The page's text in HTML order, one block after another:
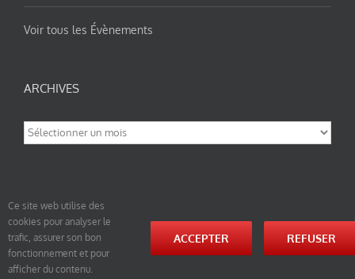
Voir tous les Évènements
ARCHIVES
Archives
© tao-yin.co © TAO-YIN.fr Georges Charles, Hormis les pages https://tao-yin.fr/georges-charles/
et https://tao-yin.fr/san-yiquan-le-poing-des-trois-harmonies/ sous licence Creative Commons
Paternité-Partage des Conditions Initiales à l’Identique 3.0 Unported (photos de ces pages non
Ce site web utilise des
cookies pour analyser le
trafic, assurer son bon
fonctionnement et pour
afficher du contenu.
ACCEPTER REFUSER